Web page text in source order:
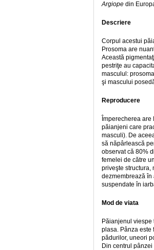
Argiope din
Descriere
Corpul acestui
Prosoma are
Această
pestriţe au
masculul:
şi mascului
Reproducere
Împerecherea
păianjeni care
masculi). De
să năpârlească
observat că 80%
femelei de către
priveşte structura,
dezmembrează în
suspendate în
Mod de viata
Păianjenul viespe
plasa. Pânza este
pădurilor, uneori
Din centrul